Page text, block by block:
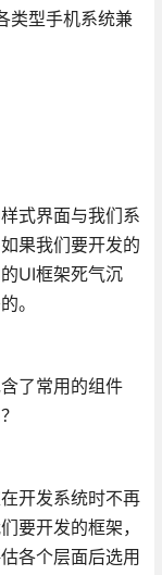
类型手机系统兼
式界面与我们系
果我们要开发的
UI框架死气沉
。
了常用的组件
开发系统时不再
要开发的框架，
各个层面后选用